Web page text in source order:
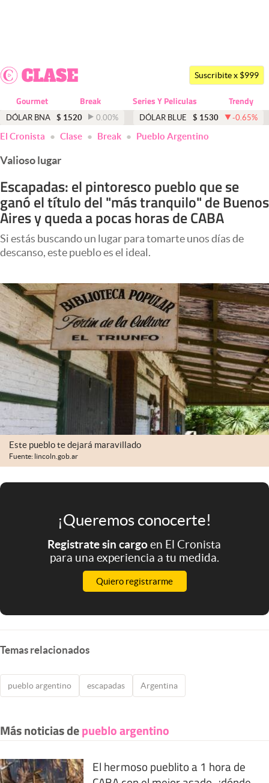
Dólar
Economía y Política
Finanzas y Mercados
Mercados Online
Negocios
Columnistas
Apertura
Clase
Clima
Mundial 2026
Eventos Corporativos
El Cronista Studio
Mediakit
abre en nueva pestaña
Argentina
Suscribite x $999
Gourmet Break Series Y Peliculas Trendy
DÓLAR BNA $ 1520 0.00% DÓLAR BLUE $ 1530 -0.65%
El Cronista Clase Break Pueblo Argentino
Valioso lugar
Escapadas: el pintoresco pueblo que se
ganó el título del "más tranquilo" de Buenos
Aires y queda a pocas horas de CABA
Si estás buscando un lugar para tomarte unos días de
descanso, este pueblo es el ideal.
Este pueblo te dejará maravillado
Fuente: lincoln.gob.ar
¡Queremos conocerte!
Registrate sin cargoen El Cronista
para una experiencia a tu medida.
Quiero registrarme
Temas relacionados
pueblo argentino escapadas Argentina
Más noticias depueblo argentino
El hermoso pueblito a 1 hora de